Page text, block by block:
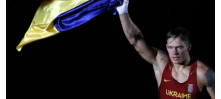
ІНТЕРВ'Ю
ВСЕ ЗА ДЕНЬ
СПЕЦПРОЕКТИ